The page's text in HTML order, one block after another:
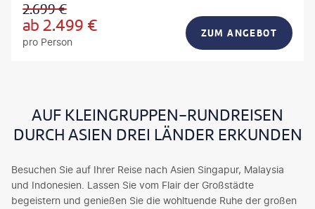
2.699€
ab2.499 €
pro Person
ZUM ANGEBOT
AUF KLEINGRUPPEN-RUNDREISEN
DURCH ASIEN DREI LÄNDER ERKUNDEN
Besuchen Sie auf Ihrer Reise nach Asien Singapur, Malaysia
und Indonesien. Lassen Sie vom Flair der Großstädte
begeistern und genießen Sie die wohltuende Ruhe der großen